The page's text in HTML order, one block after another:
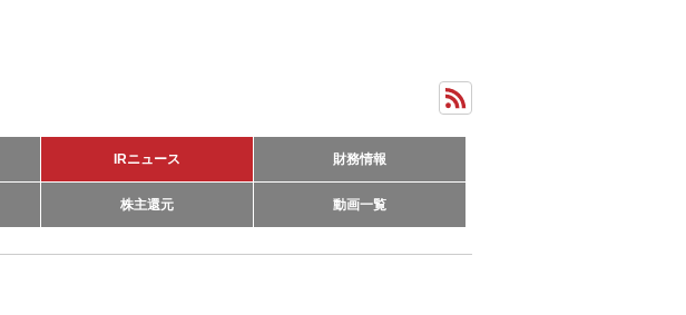
IRニュース 財務情報
株主還元 動画一覧